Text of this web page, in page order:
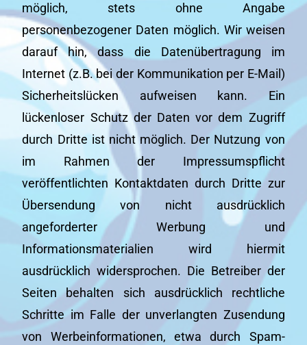
möglich, stets ohne Angabe
personenbezogener Daten möglich. Wir weisen
darauf hin, dass die Datenübertragung im
Internet (z.B. bei der Kommunikation per E-Mail)
Sicherheitslücken aufweisen kann. Ein
lückenloser Schutz der Daten vor dem Zugriff
durch Dritte ist nicht möglich. Der Nutzung von
im Rahmen der Impressumspflicht
veröffentlichten Kontaktdaten durch Dritte zur
Übersendung von nicht ausdrücklich
angeforderter Werbung und
Informationsmaterialien wird hiermit
ausdrücklich widersprochen. Die Betreiber der
Seiten behalten sich ausdrücklich rechtliche
Schritte im Falle der unverlangten Zusendung
von Werbeinformationen, etwa durch Spam-